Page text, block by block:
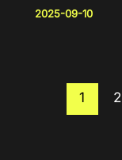
2025-09-10
1 2